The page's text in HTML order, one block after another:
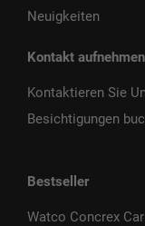
Neuigkeiten
Kontakt aufnehmen
Kontaktieren Sie
Besichtigungen
Bestseller
Watco Concrex